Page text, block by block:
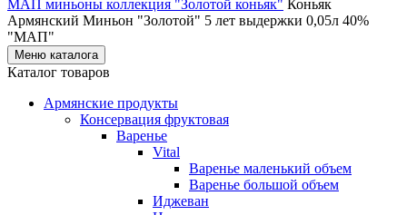
МАП миньоны коллекция "Золотой коньяк" Коньяк
Армянский Миньон "Золотой" 5 лет выдержки 0,05л 40%
"МАП"
Меню каталога
Каталог товаров
Армянские продукты
Консервация фруктовая
Варенье
Vital
Варенье маленький объем
Варенье большой объем
Иджеван